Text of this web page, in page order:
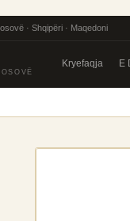
· Shqipëri · Maqedoni
Kryefaqja E